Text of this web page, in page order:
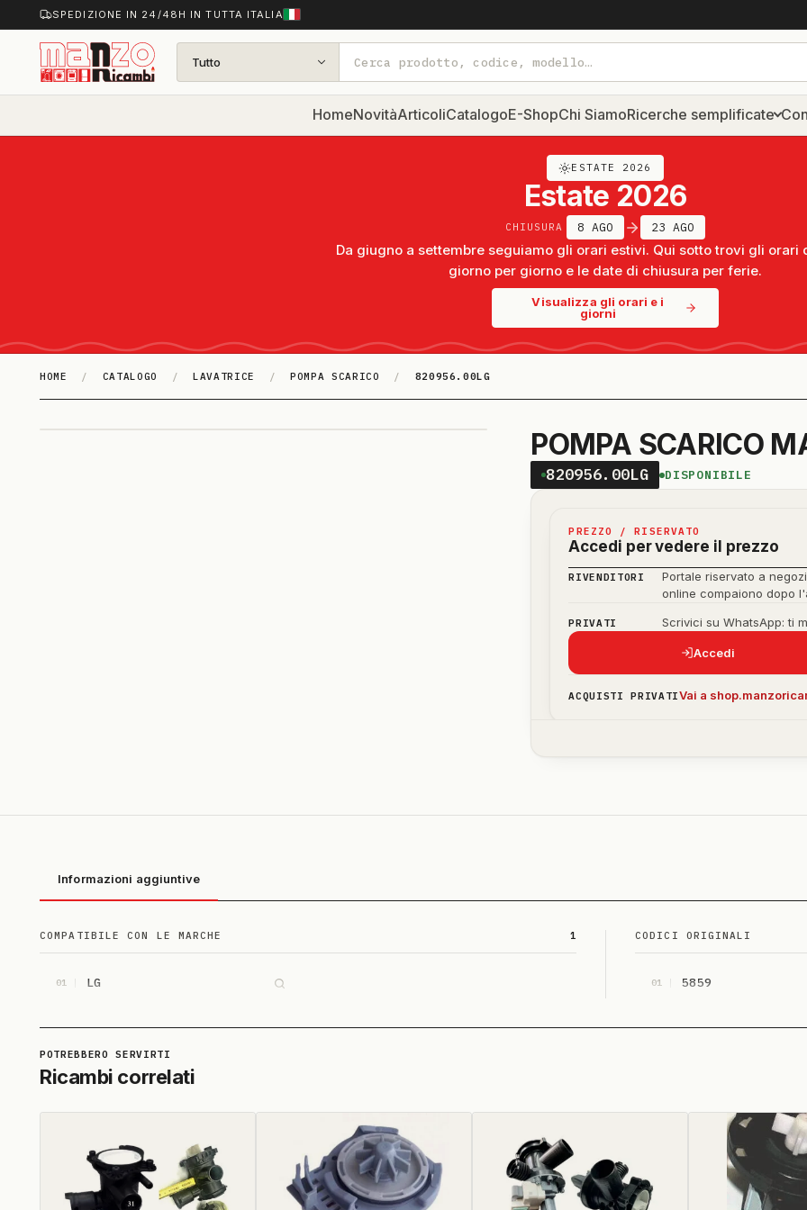
SPEDIZIONE IN 24/48H IN TUTTA ITALIA
Tutto
HomeNovitàArticoliCatalogoE-ShopChi SiamoRicerche semplificate
ESTATE 2026
Estate 2026
CHIUSURA 8 AGO 23 AGO
Da giugno a settembre seguiamo gli orari estivi. Qui sotto trovi gli orari
giorno per giorno e le date di chiusura per ferie.
Visualizza gli orari e i
giorni
HOME / CATALOGO / LAVATRICE / POMPA SCARICO / 820956.00LG
POMPA SCARICO
820956.00LG DISPONIBILE
PREZZO / RISERVATO
Accedi per vedere il prezzo
RIVENDITORI
Portale riservato a
online compaiono dopo
PRIVATI Scrivici su WhatsApp: ti
Accedi
ACQUISTI PRIVATIVai a
Informazioni aggiuntive
COMPATIBILE CON LE MARCHE 1
01 LG
CODICI ORIGINALI
01 5859
Ricambi correlati